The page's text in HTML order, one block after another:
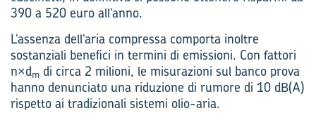
390 a 520 euro all’anno.
L’assenza dell’aria compressa comporta inoltre
sostanziali benefici in termini di emissioni. Con fattori
n×dm di circa 2 milioni, le misurazioni sul banco prova
hanno denunciato una riduzione di rumore di 10 dB(A)
rispetto ai tradizionali sistemi olio-aria.